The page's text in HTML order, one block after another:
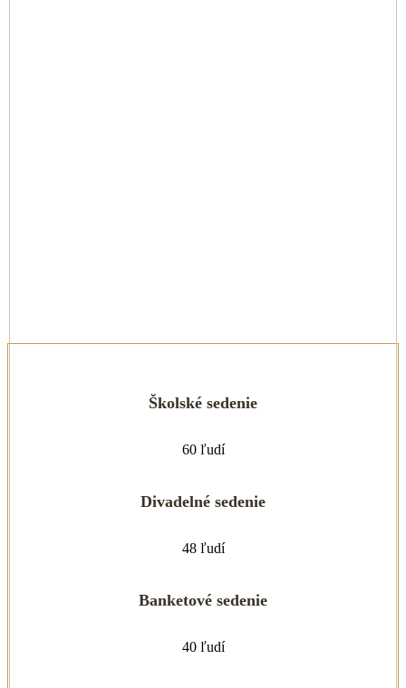
Školské sedenie
60 ľudí
Divadelné sedenie
48 ľudí
Banketové sedenie
40 ľudí